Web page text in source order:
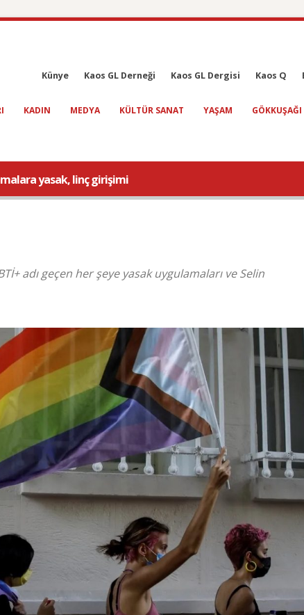
Künye Kaos GL Derneği Kaos GL Dergisi Kaos Q
KADIN MEDYA KÜLTÜR SANAT YAŞAM
yasak, linç girişimi
adı geçen her şeye yasak uygulamaları ve Selin